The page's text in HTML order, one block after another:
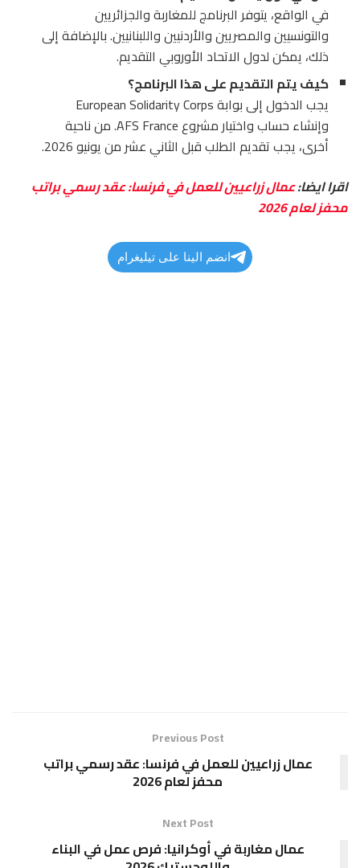
في الواقع، يتوفر البرنامج للمغاربة والجزائريين
والتونسيين والمصريين والأردنيين واللبنانيين. بالإضافة إلى
ذلك، يمكن لدول الاتحاد الأوروبي التقديم.
كيف يتم التقديم على هذا البرنامج؟
يجب الدخول إلى بوابة European Solidarity Corps
وإنشاء حساب واختيار مشروع AFS France. من ناحية
أخرى، يجب تقديم الطلب قبل الثاني عشر من يونيو 2026.
اقرا ايضا:عمال زراعيين للعمل في فرنسا: عقد رسمي براتب
محفز لعام 2026
انضم الينا على تيليغرام
Previous Post
عمال زراعيين للعمل في فرنسا: عقد رسمي براتب
محفز لعام 2026
Next Post
عمال مغاربة في أوكرانيا: فرص عمل في البناء